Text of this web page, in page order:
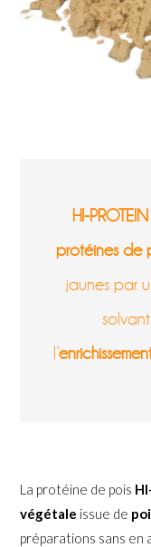
HI-
protéines de
jaunes par
l’
La protéine de pois
végétale issue de
préparations sans en